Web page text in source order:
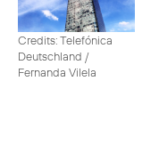
Credits: Telefónica
Deutschland /
Fernanda Vilela